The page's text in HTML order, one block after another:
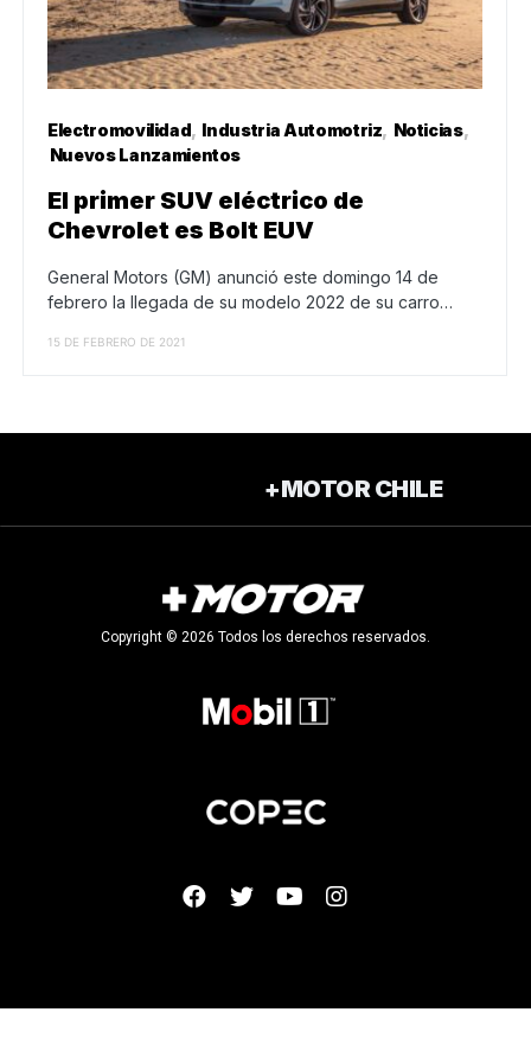
Electromovilidad Industria Automotriz
Noticias
Nuevos Lanzamientos
El primer SUV eléctrico de
Chevrolet es Bolt EUV
General Motors (GM) anunció este domingo 14 de
febrero la llegada de su modelo 2022 de su carro…
15 DE FEBRERO DE 2021
+MOTOR CHILE
Copyright © 2026 Todos los derechos reservados.